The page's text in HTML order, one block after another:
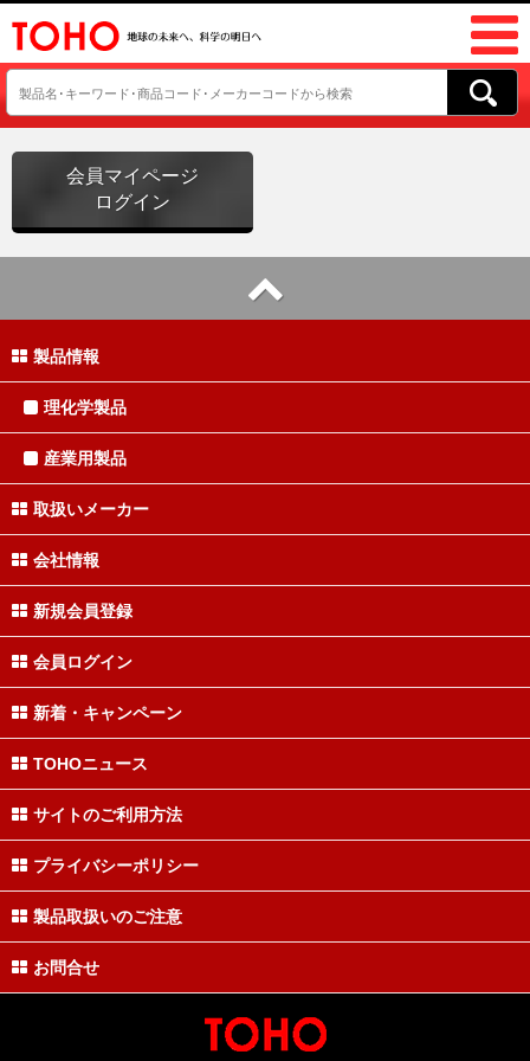
会員マイページ
ログイン
製品情報
理化学製品
産業用製品
取扱いメーカー
会社情報
新規会員登録
会員ログイン
新着・キャンペーン
TOHOニュース
サイトのご利用方法
プライバシーポリシー
製品取扱いのご注意
お問合せ